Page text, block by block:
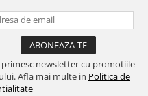
primesc newsletter cu promotiile
Afla mai multe in Politica de